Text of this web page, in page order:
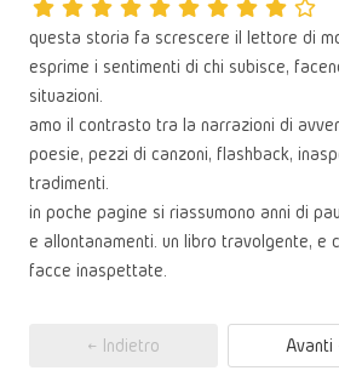
questa storia fa screscere il lettore di
esprime i sentimenti di chi subisce,
situazioni.
amo il contrasto tra la narrazioni di
poesie, pezzi di canzoni, flashback,
tradimenti.
in poche pagine si riassumono anni di
e allontanamenti. un libro travolgente, e
facce inaspettate.
← Indietro Avanti